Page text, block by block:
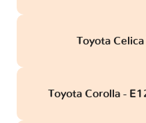
Toyota
Toyota Corolla -